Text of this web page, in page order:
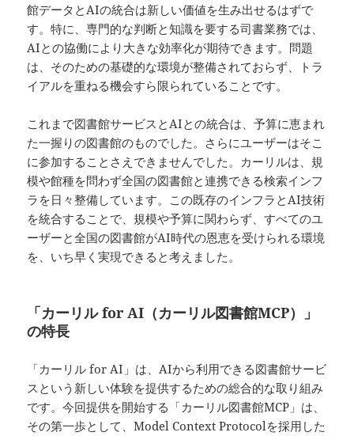
館データとAIの統合は新しい価値を生み出せるはずで
す。特に、専門的な判断と知識を要する司書業務では、
AIとの協働により大きな効率化が期待できます。問題
は、そのための基礎的な環境が整備されておらず、トラ
イアルを重ねる機会すら限られていることです。
これまで図書館サービスとAIとの統合は、予算に恵まれ
た一握りの図書館のものでした。さらにユーザーはそこ
に参加することさえできませんでした。カーリルは、規
模や館種を問わず全国の図書館と連携できる検索インフ
ラを日々整備しています。この既存のインフラとAI技術
を統合することで、規模や予算に関わらず、すべてのユ
ーザーと全国の図書館がAI時代の恩恵を受けられる環境
を、いち早く実現できると考えました。
「カーリル for AI（カーリル図書館MCP）」
の特長
「カーリル for AI」は、AIから利用できる図書館サービ
スという新しい体験を提供するための総合的な取り組み
です。今回提供を開始する「カーリル図書館MCP」は、
その第一歩として、Model Context Protocolを採用した